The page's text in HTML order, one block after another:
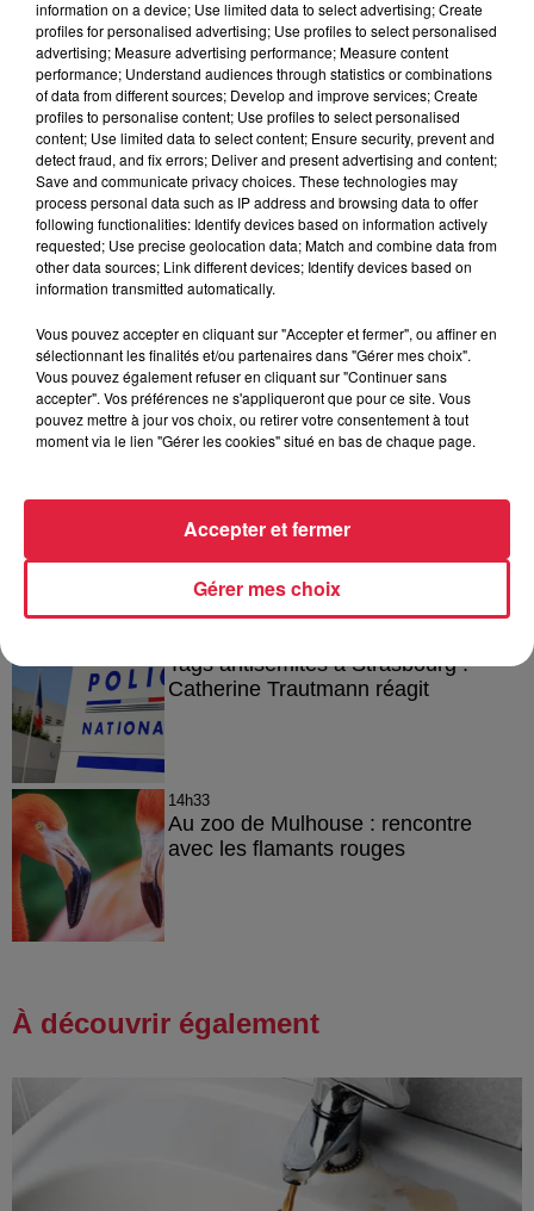
Quelles sont les favorites du tournoi ? Écoutez
l'interview de Denis Naegelen, directeur des
Internationaux de Strasbourg, au micro d'Anne-Sophie
Martin :
Publié : 19 mai 2021 à 15h25 - Modifié : 30 octobre 2025 à
16h48 Rédaction Rinckel
A lire aussi
À Hoerdt, de l’eau brune sort des
robinets
Tags antisémites à Strasbourg :
Catherine Trautmann réagit
14h33
Au zoo de Mulhouse : rencontre
avec les flamants rouges
À découvrir également
information on a device; Use limited data to select advertising; Create
profiles for personalised advertising; Use profiles to select personalised
advertising; Measure advertising performance; Measure content
performance; Understand audiences through statistics or combinations
of data from different sources; Develop and improve services; Create
profiles to personalise content; Use profiles to select personalised
content; Use limited data to select content; Ensure security, prevent and
detect fraud, and fix errors; Deliver and present advertising and content;
Save and communicate privacy choices. These technologies may
process personal data such as IP address and browsing data to offer
following functionalities: Identify devices based on information actively
requested; Use precise geolocation data; Match and combine data from
other data sources; Link different devices; Identify devices based on
information transmitted automatically.
Vous pouvez accepter en cliquant sur "Accepter et fermer", ou affiner en
sélectionnant les finalités et/ou partenaires dans "Gérer mes choix".
Vous pouvez également refuser en cliquant sur "Continuer sans
accepter". Vos préférences ne s'appliqueront que pour ce site. Vous
pouvez mettre à jour vos choix, ou retirer votre consentement à tout
moment via le lien "Gérer les cookies" situé en bas de chaque page.
Gérer mes choix
Accepter et fermer